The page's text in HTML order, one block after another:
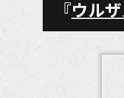
『ウル